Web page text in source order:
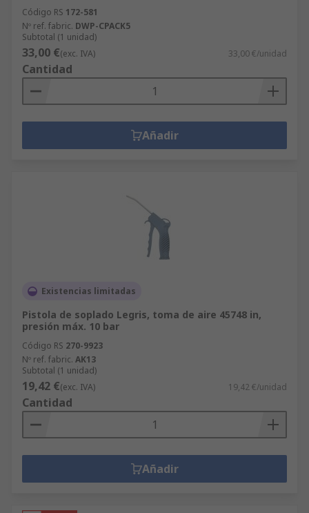
Código RS 172-581
Nº ref. fabric. DWP-CPACK5
Subtotal (1 unidad)
33,00 €(exc. IVA) 33,00 €/unidad
Cantidad
Añadir
Existencias limitadas
Pistola de soplado Legris, toma de aire 45748 in,
presión máx. 10 bar
Código RS 270-9923
Nº ref. fabric. AK13
Subtotal (1 unidad)
19,42 €(exc. IVA) 19,42 €/unidad
Cantidad
Añadir